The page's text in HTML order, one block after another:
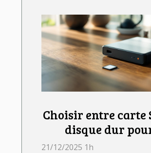
Choisir entre carte
disque dur
sécuriser vos
21/12/2025 1h